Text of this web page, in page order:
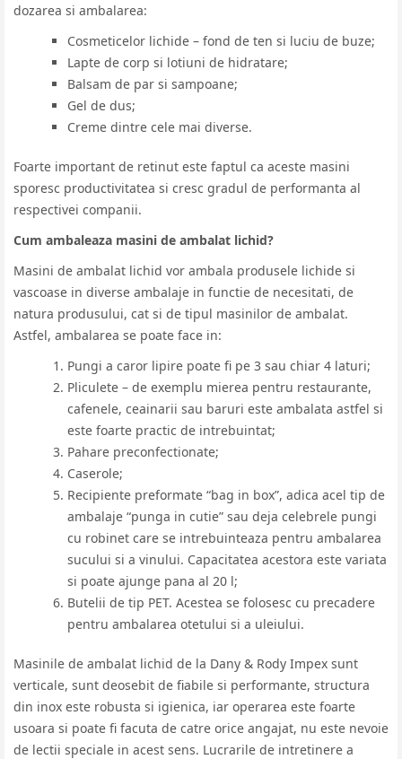
dozarea si ambalarea:
Cosmeticelor lichide – fond de ten si luciu de buze;
Lapte de corp si lotiuni de hidratare;
Balsam de par si sampoane;
Gel de dus;
Creme dintre cele mai diverse.
Foarte important de retinut este faptul ca aceste masini
sporesc productivitatea si cresc gradul de performanta al
respectivei companii.
Cum ambaleaza masini de ambalat lichid?
Masini de ambalat lichid vor ambala produsele lichide si
vascoase in diverse ambalaje in functie de necesitati, de
natura produsului, cat si de tipul masinilor de ambalat.
Astfel, ambalarea se poate face in:
Pungi a caror lipire poate fi pe 3 sau chiar 4 laturi;
Pliculete – de exemplu mierea pentru restaurante,
cafenele, ceainarii sau baruri este ambalata astfel si
este foarte practic de intrebuintat;
Pahare preconfectionate;
Caserole;
Recipiente preformate “bag in box”, adica acel tip de
ambalaje “punga in cutie” sau deja celebrele pungi
cu robinet care se intrebuinteaza pentru ambalarea
sucului si a vinului. Capacitatea acestora este variata
si poate ajunge pana al 20 l;
Butelii de tip PET. Acestea se folosesc cu precadere
pentru ambalarea otetului si a uleiului.
Masinile de ambalat lichid de la Dany & Rody Impex sunt
verticale, sunt deosebit de fiabile si performante, structura
din inox este robusta si igienica, iar operarea este foarte
usoara si poate fi facuta de catre orice angajat, nu este nevoie
de lectii speciale in acest sens. Lucrarile de intretinere a